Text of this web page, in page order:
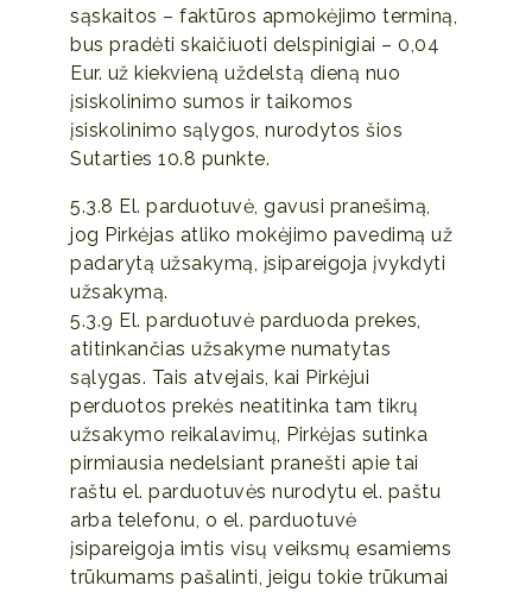
sąskaitos – faktūros apmokėjimo terminą,
bus pradėti skaičiuoti delspinigiai – 0,04
Eur. už kiekvieną uždelstą dieną nuo
įsiskolinimo sumos ir taikomos
įsiskolinimo sąlygos, nurodytos šios
Sutarties 10.8 punkte.
5.3.8 El. parduotuvė, gavusi pranešimą,
jog Pirkėjas atliko mokėjimo pavedimą už
padarytą užsakymą, įsipareigoja įvykdyti
užsakymą.
5.3.9 El. parduotuvė parduoda prekes,
atitinkančias užsakyme numatytas
sąlygas. Tais atvejais, kai Pirkėjui
perduotos prekės neatitinka tam tikrų
užsakymo reikalavimų, Pirkėjas sutinka
pirmiausia nedelsiant pranešti apie tai
raštu el. parduotuvės nurodytu el. paštu
arba telefonu, o el. parduotuvė
įsipareigoja imtis visų veiksmų esamiems
trūkumams pašalinti, jeigu tokie trūkumai